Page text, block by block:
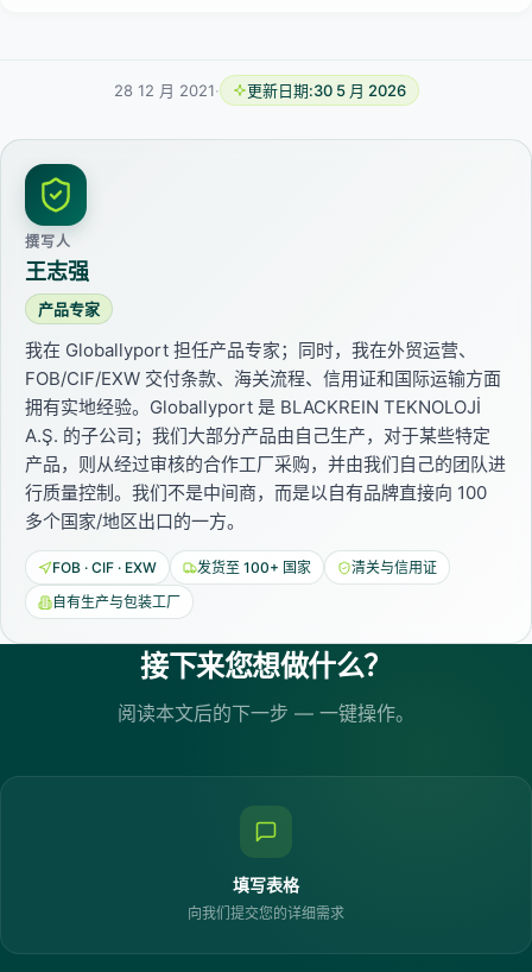
28 12 月 2021· 更新日期:30 5 月 2026
撰写人
王志强
产品专家
我在 Globallyport 担任产品专家；同时，我在外贸运营、
FOB/CIF/EXW 交付条款、海关流程、信用证和国际运输方面
拥有实地经验。Globallyport 是 BLACKREIN TEKNOLOJİ
A.Ş. 的子公司；我们大部分产品由自己生产，对于某些特定
产品，则从经过审核的合作工厂采购，并由我们自己的团队进
行质量控制。我们不是中间商，而是以自有品牌直接向 100
多个国家/地区出口的一方。
FOB · CIF · EXW 发货至 100+ 国家
清关与信用证
自有生产与包装工厂
接下来您想做什么？
阅读本文后的下一步 — 一键操作。
填写表格
向我们提交您的详细需求